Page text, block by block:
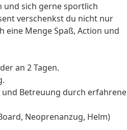
sich gerne sportlich
verschenkst du nicht nur
eine Menge Spaß, Action und
an 2 Tagen.
Betreuung durch erfahrene
Neoprenanzug, Helm)